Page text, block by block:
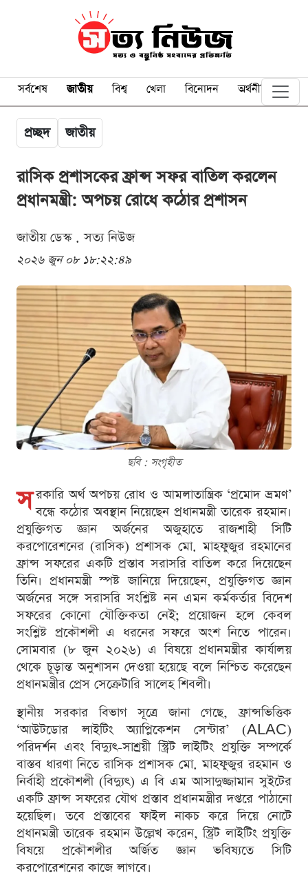
সর্বশেষ জাতীয় বিশ্ব খেলা বিনোদন অর্থনীতি
প্রচ্ছদ জাতীয়
রাসিক প্রশাসকের ফ্রান্স সফর বাতিল করলেন
প্রধানমন্ত্রী: অপচয় রোধে কঠোর প্রশাসন
জাতীয় ডেস্ক . সত্য নিউজ
২০২৬ জুন ০৮ ১৮:২২:৪৯
ছবি : সংগৃহীত
স রকারি অর্থ অপচয় রোধ ও আমলাতান্ত্রিক ‘প্রমোদ ভ্রমণ’
বন্ধে কঠোর অবস্থান নিয়েছেন প্রধানমন্ত্রী তারেক রহমান।
প্রযুক্তিগত জ্ঞান অর্জনের অজুহাতে রাজশাহী সিটি
করপোরেশনের (রাসিক) প্রশাসক মো. মাহফুজুর রহমানের
ফ্রান্স সফরের একটি প্রস্তাব সরাসরি বাতিল করে দিয়েছেন
তিনি। প্রধানমন্ত্রী স্পষ্ট জানিয়ে দিয়েছেন, প্রযুক্তিগত জ্ঞান
অর্জনের সঙ্গে সরাসরি সংশ্লিষ্ট নন এমন কর্মকর্তার বিদেশ
সফরের কোনো যৌক্তিকতা নেই; প্রয়োজন হলে কেবল
সংশ্লিষ্ট প্রকৌশলী এ ধরনের সফরে অংশ নিতে পারেন।
সোমবার (৮ জুন ২০২৬) এ বিষয়ে প্রধানমন্ত্রীর কার্যালয়
থেকে চূড়ান্ত অনুশাসন দেওয়া হয়েছে বলে নিশ্চিত করেছেন
প্রধানমন্ত্রীর প্রেস সেক্রেটারি সালেহ শিবলী।
স্থানীয় সরকার বিভাগ সূত্রে জানা গেছে, ফ্রান্সভিত্তিক
‘আউটডোর লাইটিং অ্যাপ্লিকেশন সেন্টার’ (ALAC)
পরিদর্শন এবং বিদ্যুৎ-সাশ্রয়ী স্ট্রিট লাইটিং প্রযুক্তি সম্পর্কে
বাস্তব ধারণা নিতে রাসিক প্রশাসক মো. মাহফুজুর রহমান ও
নির্বাহী প্রকৌশলী (বিদ্যুৎ) এ বি এম আসাদুজ্জামান সুইটের
একটি ফ্রান্স সফরের যৌথ প্রস্তাব প্রধানমন্ত্রীর দপ্তরে পাঠানো
হয়েছিল। তবে প্রস্তাবের ফাইল নাকচ করে দিয়ে নোটে
প্রধানমন্ত্রী তারেক রহমান উল্লেখ করেন, স্ট্রিট লাইটিং প্রযুক্তি
বিষয়ে প্রকৌশলীর অর্জিত জ্ঞান ভবিষ্যতে সিটি
করপোরেশনের কাজে লাগবে।